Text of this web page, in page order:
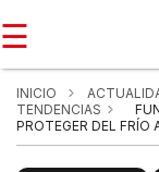
☰
INICIO
TENDENCIAS
PROTEGER DEL